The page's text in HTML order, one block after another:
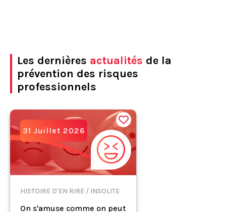
Les dernières actualités de la
prévention des risques
professionnels
31 Juillet 2026
HISTOIRE D'EN RIRE / INSOLITE
On s'amuse comme on peut